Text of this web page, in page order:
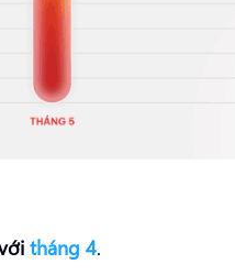
tháng 4.